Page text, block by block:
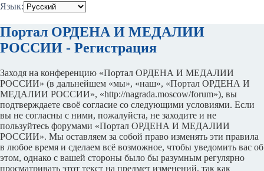
Язык:
Портал ОРДЕНА И МЕДАЛИИ
РОССИИ - Регистрация
Заходя на конференцию «Портал ОРДЕНА И МЕДАЛИИ
РОССИИ» (в дальнейшем «мы», «наш», «Портал ОРДЕНА И
МЕДАЛИИ РОССИИ», «http://nagrada.moscow/forum»), вы
подтверждаете своё согласие со следующими условиями. Если
вы не согласны с ними, пожалуйста, не заходите и не
пользуйтесь форумами «Портал ОРДЕНА И МЕДАЛИИ
РОССИИ». Мы оставляем за собой право изменять эти правила
в любое время и сделаем всё возможное, чтобы уведомить вас об
этом, однако с вашей стороны было бы разумным регулярно
просматривать этот текст на предмет изменений, так как